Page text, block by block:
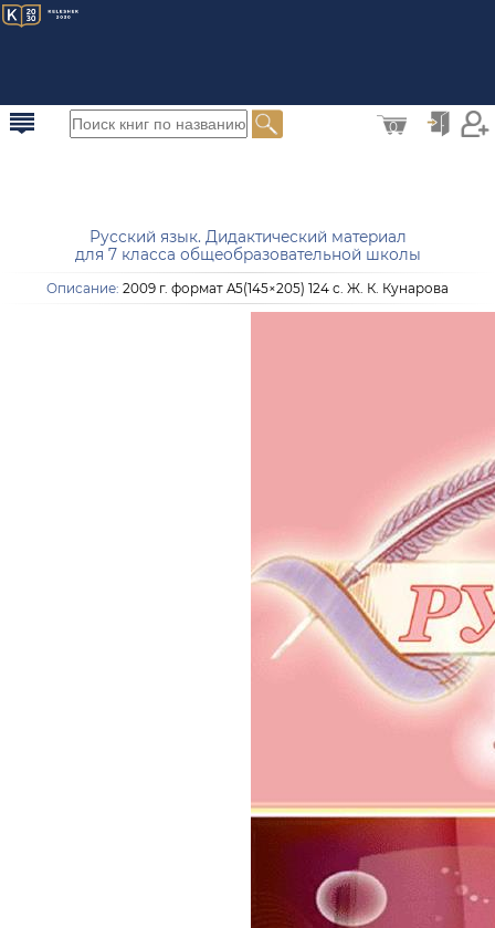
0
Русский язык. Дидактический материал
для 7 класса общеобразовательной школы
Описание: 2009 г. формат A5(145×205) 124 с. Ж. К. Кунарова